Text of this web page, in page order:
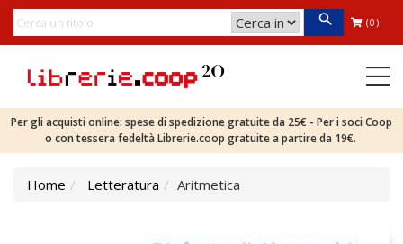
(0)
Per gli acquisti online: spese di spedizione gratuite da 25€ - Per i soci Coop
o con tessera fedeltà Librerie.coop gratuite a partire da 19€.
Home Letteratura Aritmetica